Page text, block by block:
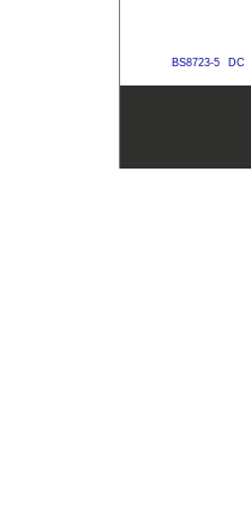
BS8723-5 DC